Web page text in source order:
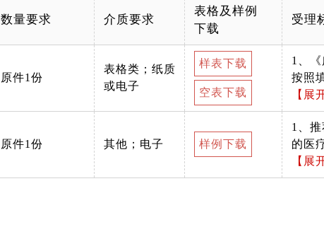
数量要求 介质要求
表格及样例
下载
受理
原件1份
表格类；纸质
或电子
样表下载
空表下载
1、《
按照
写完
申请
办提
公章
的扫
代办
【展
原件1份 其他；电子 样例下载
1、
的医
应当
细阅
【展